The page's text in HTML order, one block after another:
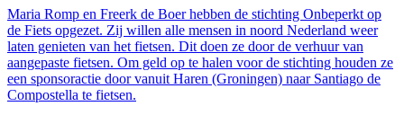
Maria Romp en Freerk de Boer hebben de stichting Onbeperkt op
de Fiets opgezet. Zij willen alle mensen in noord Nederland weer
laten genieten van het fietsen. Dit doen ze door de verhuur van
aangepaste fietsen. Om geld op te halen voor de stichting houden ze
een sponsoractie door vanuit Haren (Groningen) naar Santiago de
Compostella te fietsen.